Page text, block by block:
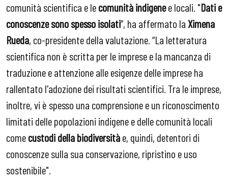
comunità scientifica e lecomunità indigenee locali. "Dati e
conoscenze sono spesso isolati”, ha affermato laXimena
Rueda, co-presidente della valutazione. “La letteratura
scientifica non è scritta per le imprese e la mancanza di
traduzione e attenzione alle esigenze delle imprese ha
rallentato l'adozione dei risultati scientifici. Tra le imprese,
inoltre, vi è spesso una comprensione e un riconoscimento
limitati delle popolazioni indigene e delle comunità locali
comecustodi della biodiversitàe, quindi, detentori di
conoscenze sulla sua conservazione, ripristino e uso
sostenibile".